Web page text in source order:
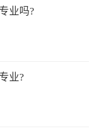
业吗?
业?